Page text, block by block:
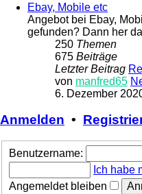
Ebay, Mobile etc
Angebot bei Ebay,
gefunden? Dann her
250 Themen
675 Beiträge
Letzter Beitrag
von manfred65
6. Dezember
Anmelden •
Benutzername:
Ich habe
Angemeldet bleiben